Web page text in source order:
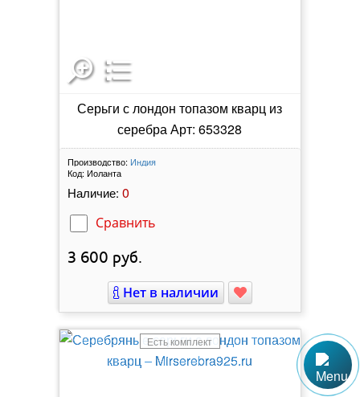
Серьги с лондон топазом кварц из
серебра Арт: 653328
Производство: Индия
Код: Иоланта
Наличие: 0
Сравнить
3 600 руб.
Нет в наличии
Есть комплект